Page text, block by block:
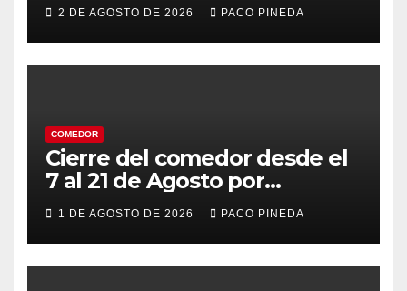
2 DE AGOSTO DE 2026 PACO PINEDA
COMEDOR
Cierre del comedor desde el
7 al 21 de Agosto por
vacaciones
1 DE AGOSTO DE 2026 PACO PINEDA